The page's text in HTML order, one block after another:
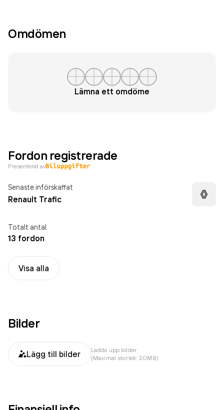
Omdömen
Lämna ett omdöme
Fordon registrerade
Presenterat av
Senaste införskaffat
Renault Trafic
Totalt antal
13 fordon
Visa alla
Bilder
Lägg till bilder
Ladda upp bilder
(Maximal storlek: 20MB)